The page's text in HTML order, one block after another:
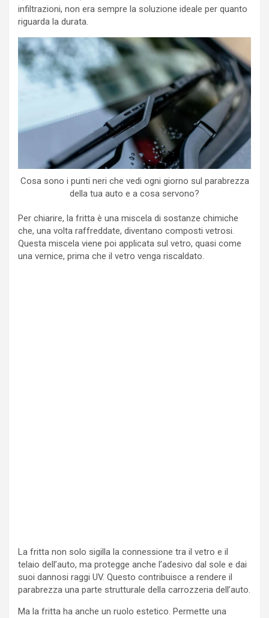
infiltrazioni, non era sempre la soluzione ideale per quanto
riguarda la durata.
Cosa sono i punti neri che vedi ogni giorno sul parabrezza
della tua auto e a cosa servono?
Per chiarire, la fritta è una miscela di sostanze chimiche
che, una volta raffreddate, diventano composti vetrosi.
Questa miscela viene poi applicata sul vetro, quasi come
una vernice, prima che il vetro venga riscaldato.
La fritta non solo sigilla la connessione tra il vetro e il
telaio dell’auto, ma protegge anche l’adesivo dal sole e dai
suoi dannosi raggi UV. Questo contribuisce a rendere il
parabrezza una parte strutturale della carrozzeria dell’auto.
Ma la fritta ha anche un ruolo estetico. Permette una